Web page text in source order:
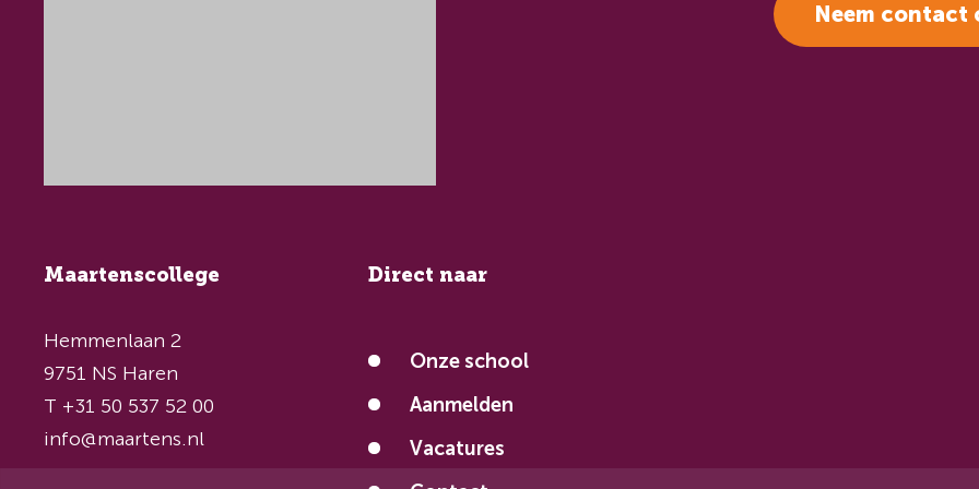
Maartenscollege
Hemmenlaan 2
9751 NS Haren
T +31 50 537 52 00
info@maartens.nl
Direct naar
Onze school
Aanmelden
Vacatures
Neem contact